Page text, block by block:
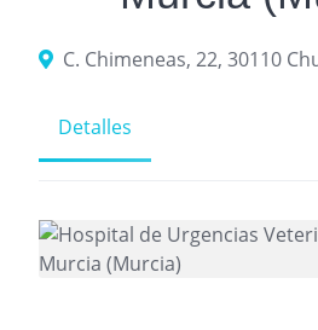
C. Chimeneas, 22, 30110
Detalles